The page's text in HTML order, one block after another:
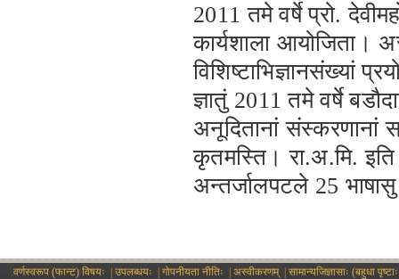
2011 तमे वर्षे प्रो.
कार्यशाला आयोजिता।
विशिष्टाभिज्ञानसंख्यां
ज्ञातुं 2011 तमे वर्षे
अनूदितानां संस्करणानां
कृतमस्ति। रा.अ.मि. इति
अन्तर्जालपटले 25
वर्णस्वरूप (फान्ट) विषयः उपलब्धयः गोपनीयता नीतिः अस्वीकरणम्| सामान्यजिज्ञासाः (बहुधा